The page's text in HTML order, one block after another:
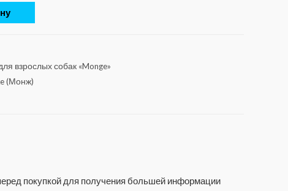
взрослых собак «Monge»
(Монж)
покупкой для получения большей информации